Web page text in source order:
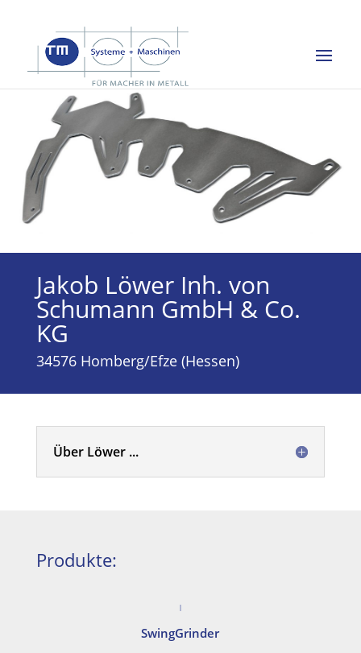
Jakob Löwer Inh. von
Schumann GmbH & Co.
KG
34576 Homberg/Efze (Hessen)
Über Löwer ...
Produkte:
SwingGrinder